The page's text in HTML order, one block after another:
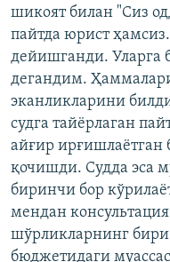
шикоят билан "Сиз
пайтда юрист
дейишганди. Уларга
дегандим.
эканликларини
судга тайёрлаган
айғир ирғишлаётган
қочишди. Судда эса
биринчи бор
мендан
шўрликларнинг бири
бюджетидаги